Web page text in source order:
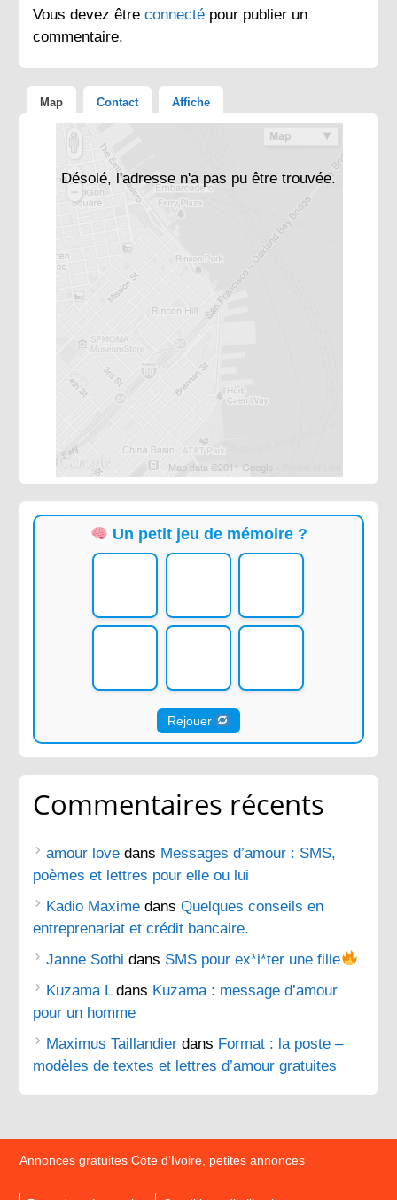
Vous devez êtreconnecté pour publier un
commentaire.
Map Contact Affiche
Désolé, l'adresse n'a pas pu être trouvée.
Un petit jeu de mémoire ?
Rejouer
Commentaires récents
amour love dans Messages d’amour : SMS,
poèmes et lettres pour elle ou lui
Kadio Maxime dansQuelques conseils en
entreprenariat et crédit bancaire.
Janne Sothi dans SMS pour ex*i*ter une fille
Kuzama Ldans Kuzama : message d’amour
pour un homme
Maximus Taillandier dans Format : la poste –
modèles de textes et lettres d’amour gratuites
Annonces gratuites Côte d’Ivoire, petites annonces